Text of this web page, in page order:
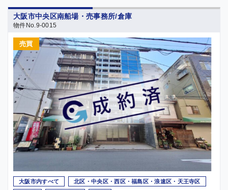
大阪市中央区南船場・売事務所/倉庫
物件No.9-0015
売買
大阪市内すべて 北区・中央区・西区・福島区・浪速区・天王寺区